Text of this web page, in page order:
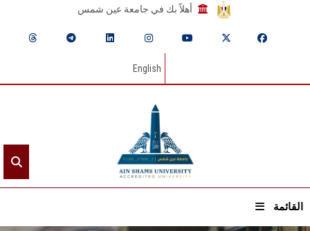
أهلاً بك في جامعة عين شمس
English
القائمة